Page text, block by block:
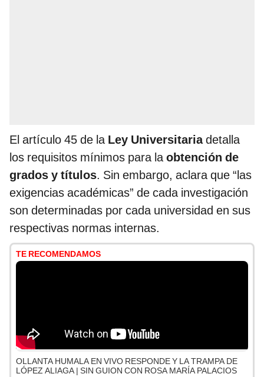
El artículo 45 de la Ley Universitariadetalla
los requisitos mínimos para laobtención de
grados y títulos. Sin embargo, aclara que “las
exigencias académicas” de cada investigación
son determinadas por cada universidad en sus
respectivas normas internas.
TE RECOMENDAMOS
OLLANTA HUMALA EN VIVO RESPONDE Y LA TRAMPA DE
LÓPEZ ALIAGA | SIN GUION CON ROSA MARÍA PALACIOS